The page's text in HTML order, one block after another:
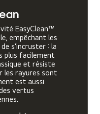
EasyClean™
empêchant les
s'incruster : la
plus facilement
et résiste
les rayures sont
est aussi
vertus